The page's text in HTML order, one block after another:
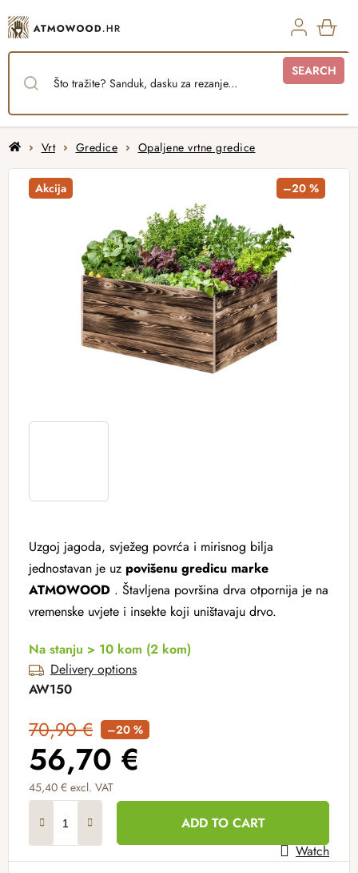
to
content
SEARCH
Home
Vrt Gredice Opaljene vrtne gredice
Uzgoj jagoda, svježeg povrća i mirisnog bilja
jednostavan je uz povišenu gredicu marke
ATMOWOOD . Štavljena površina drva otpornija je na
vremenske uvjete i insekte koji uništavaju drvo.
Na stanju > 10 kom (2 kom)
Delivery options
AW150
70,90 € –20 %
56,70 €
45,40 € excl. VAT
ADD TO CART
Watch
Akcija –20 %